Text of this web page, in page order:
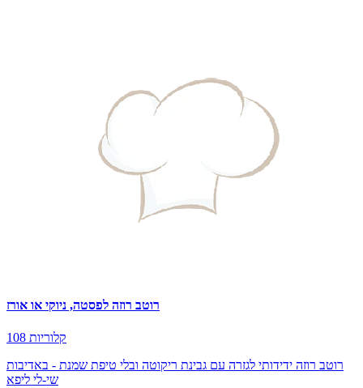
רוטב רוזה לפסטה, ניוקי או אורז
108 קלוריות
רוטב רוזה ידידותי לגזרה עם גבינת ריקוטה ובלי טיפת שמנת - באדיבות
שי-לי ליפא